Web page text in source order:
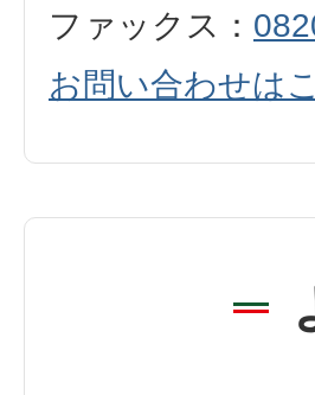
ファックス：
お問い合わせは